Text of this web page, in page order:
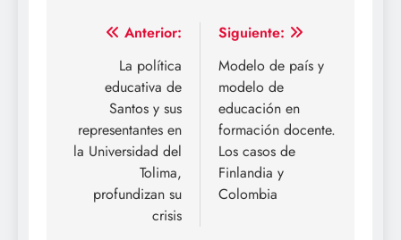
Navegación
entradas
Anterior:
La política
educativa de
Santos y sus
representantes en
la Universidad del
Tolima,
profundizan su
crisis
Siguiente:
Modelo de país y
modelo de
educación en
formación docente.
Los casos de
Finlandia y
Colombia